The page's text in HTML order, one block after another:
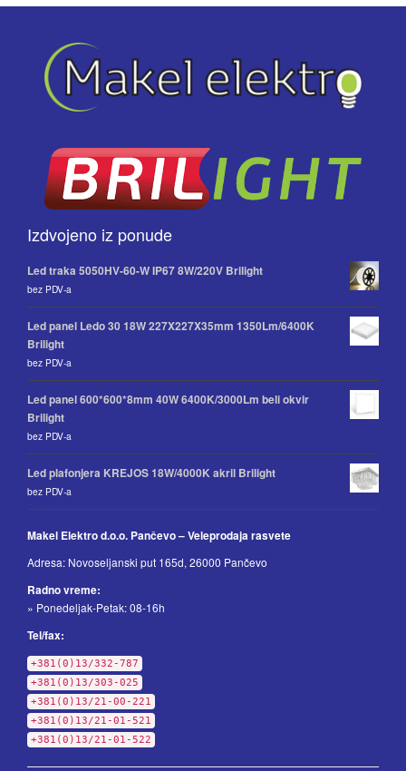
Izdvojeno iz ponude
Led traka 5050HV-60-W IP67 8W/220V Brilight
bez PDV-a
Led panel Ledo 30 18W 227X227X35mm 1350Lm/6400K
Brilight
bez PDV-a
Led panel 600*600*8mm 40W 6400K/3000Lm beli okvir
Brilight
bez PDV-a
Led plafonjera KREJOS 18W/4000K akril Brilight
bez PDV-a
Makel Elektro d.o.o. Pančevo – Veleprodaja rasvete
Adresa: Novoseljanski put 165d, 26000 Pančevo
Radno vreme:
» Ponedeljak-Petak: 08-16h
Tel/fax:
+381(0)13/332-787
+381(0)13/303-025
+381(0)13/21-00-221
+381(0)13/21-01-521
+381(0)13/21-01-522